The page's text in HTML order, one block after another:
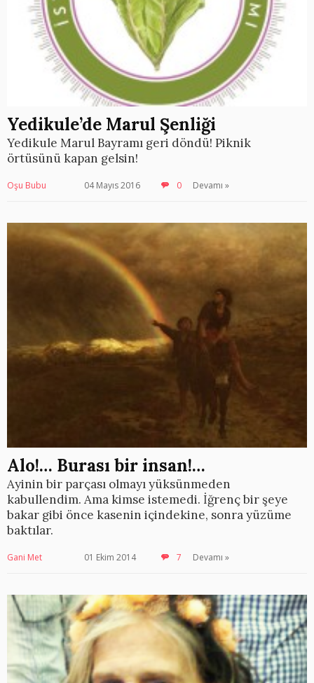
Yedikule’de Marul Şenliği
Yedikule Marul Bayramı geri döndü! Piknik
örtüsünü kapan gelsin!
Oşu Bubu 04 Mayıs 2016 0 Devamı »
Alo!… Burası bir insan!…
Ayinin bir parçası olmayı yüksünmeden
kabullendim. Ama kimse istemedi. İğrenç bir şeye
bakar gibi önce kasenin içindekine, sonra yüzüme
baktılar.
Gani Met 01 Ekim 2014 7 Devamı »